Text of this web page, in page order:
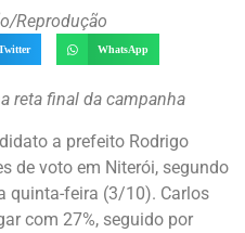
Reprodução
WhatsApp
reta final da campanha
a prefeito Rodrigo
de voto em Niterói, segundo
quinta-feira (3/10). Carlos
com 27%, seguido por